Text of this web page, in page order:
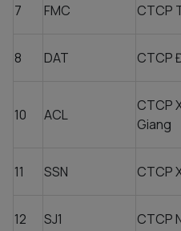
7 FMC CTCP
8 DAT CTCP
10 ACL
CTCP
Giang
11 SSN CTCP
12 SJ1 CTCP